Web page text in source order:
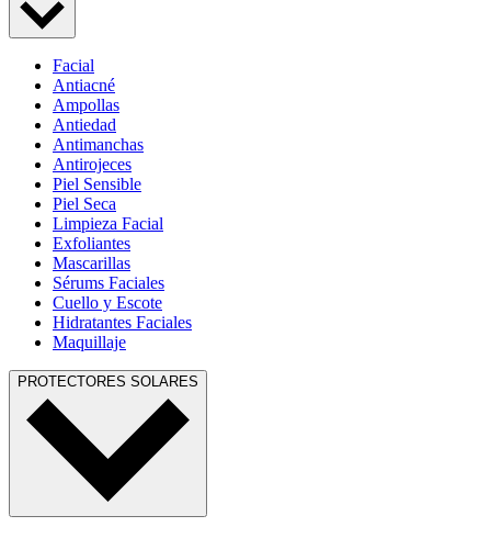
Facial
Antiacné
Ampollas
Antiedad
Antimanchas
Antirojeces
Piel Sensible
Piel Seca
Limpieza Facial
Exfoliantes
Mascarillas
Sérums Faciales
Cuello y Escote
Hidratantes Faciales
Maquillaje
PROTECTORES SOLARES